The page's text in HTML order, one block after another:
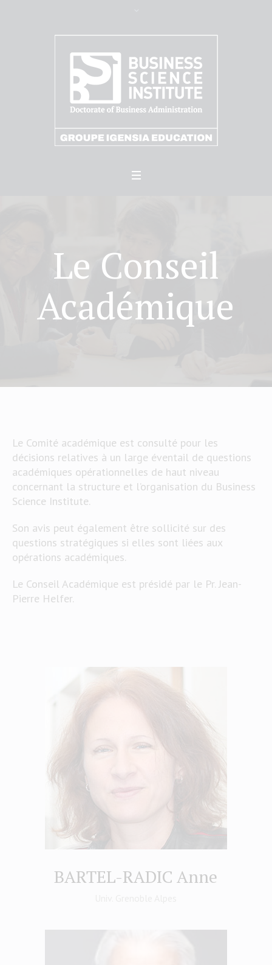
Le Conseil
Académique
Le Comité académique est consulté pour les
décisions relatives à un large éventail de questions
académiques opérationnelles de haut niveau
concernant la structure et l’organisation du Business
Science Institute.
Son avis peut également être sollicité sur des
questions stratégiques si elles sont liées aux
opérations académiques.
Le Conseil Académique est présidé par le Pr. Jean-
Pierre Helfer.
BARTEL-RADIC Anne